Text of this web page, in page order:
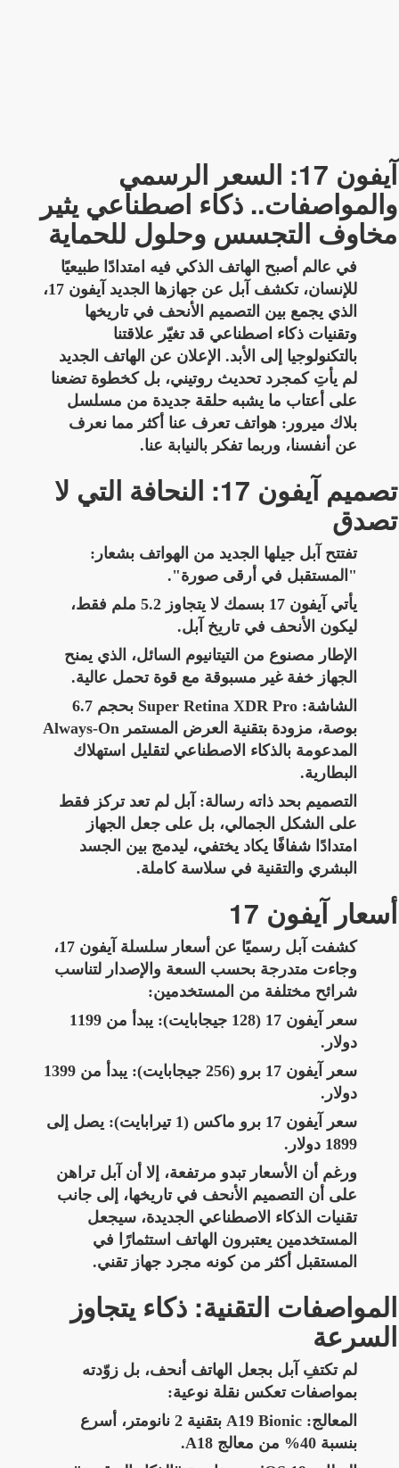
آيفون 17: السعر الرسمي
والمواصفات.. ذكاء اصطناعي يثير
مخاوف التجسس وحلول للحماية
في عالم أصبح الهاتف الذكي فيه امتدادًا طبيعيًا
للإنسان، تكشف آبل عن جهازها الجديد آيفون 17،
الذي يجمع بين التصميم الأنحف في تاريخها
وتقنيات ذكاء اصطناعي قد تغيّر علاقتنا
بالتكنولوجيا إلى الأبد. الإعلان عن الهاتف الجديد
لم يأتِ كمجرد تحديث روتيني، بل كخطوة تضعنا
على أعتاب ما يشبه حلقة جديدة من مسلسل
بلاك ميرور: هواتف تعرف عنا أكثر مما نعرف
عن أنفسنا، وربما تفكر بالنيابة عنا.
تصميم آيفون 17: النحافة التي لا
تصدق
تفتتح آبل جيلها الجديد من الهواتف بشعار:
"المستقبل في أرقى صورة".
يأتي آيفون 17 بسمك لا يتجاوز 5.2 ملم فقط،
ليكون الأنحف في تاريخ آبل.
الإطار مصنوع من التيتانيوم السائل، الذي يمنح
الجهاز خفة غير مسبوقة مع قوة تحمل عالية.
الشاشة: Super Retina XDR Pro بحجم 6.7
بوصة، مزودة بتقنية العرض المستمر Always-On
المدعومة بالذكاء الاصطناعي لتقليل استهلاك
البطارية.
التصميم بحد ذاته رسالة: آبل لم تعد تركز فقط
على الشكل الجمالي، بل على جعل الجهاز
امتدادًا شفافًا يكاد يختفي، ليدمج بين الجسد
البشري والتقنية في سلاسة كاملة.
أسعار آيفون 17
كشفت آبل رسميًا عن أسعار سلسلة آيفون 17،
وجاءت متدرجة بحسب السعة والإصدار لتناسب
شرائح مختلفة من المستخدمين:
سعر آيفون 17 (128 جيجابايت): يبدأ من 1199
دولار.
سعر آيفون 17 برو (256 جيجابايت): يبدأ من 1399
دولار.
سعر آيفون 17 برو ماكس (1 تيرابايت): يصل إلى
1899 دولار.
ورغم أن الأسعار تبدو مرتفعة، إلا أن آبل تراهن
على أن التصميم الأنحف في تاريخها، إلى جانب
تقنيات الذكاء الاصطناعي الجديدة، سيجعل
المستخدمين يعتبرون الهاتف استثمارًا في
المستقبل أكثر من كونه مجرد جهاز تقني.
المواصفات التقنية: ذكاء يتجاوز
السرعة
لم تكتفِ آبل بجعل الهاتف أنحف، بل زوّدته
بمواصفات تعكس نقلة نوعية:
المعالج: A19 Bionic بتقنية 2 نانومتر، أسرع
بنسبة 40% من معالج A18.